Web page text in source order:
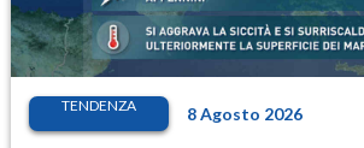
TENDENZA 8 Agosto 2026